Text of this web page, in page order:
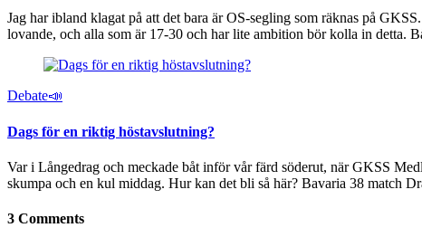
Jag har ibland klagat på att det bara är OS-segling som räknas på
lovande, och alla som är 17-30 och har lite ambition bör kolla in detta.
Debate📣
Dags för en riktig höstavslutning?
Var i Långedrag och meckade båt inför vår färd söderut, när GKSS
skumpa och en kul middag. Hur kan det bli så här? Bavaria 38
3 Comments